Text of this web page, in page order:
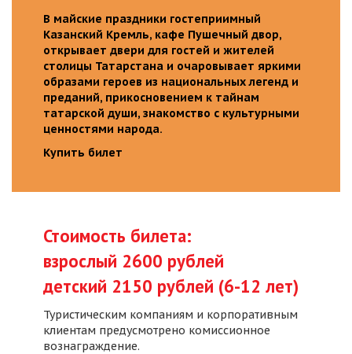
В майские праздники гостеприимный
Казанский Кремль, кафе Пушечный двор,
открывает двери для гостей и жителей
столицы Татарстана и очаровывает яркими
образами героев из национальных легенд и
преданий, прикосновением к тайнам
татарской души, знакомство с культурными
ценностями народа.
Купить билет
Стоимость билета:
взрослый 2600 рублей
детский 2150 рублей (6-12 лет)
Туристическим компаниям и корпоративным
клиентам предусмотрено комиссионное
вознаграждение.